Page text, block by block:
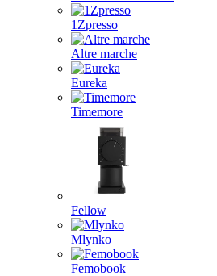
1Zpresso
Altre marche
Eureka
Timemore
Fellow
Mlynko
Femobook